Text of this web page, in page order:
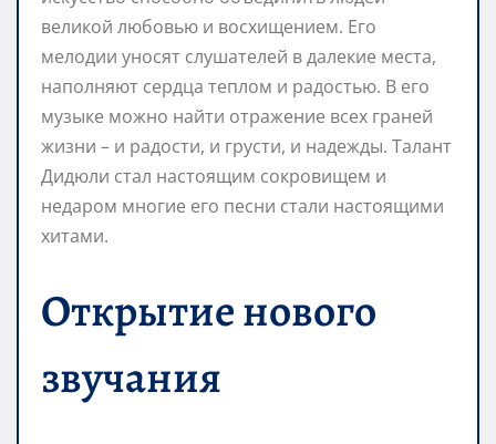
великой любовью и восхищением. Его
мелодии уносят слушателей в далекие места,
наполняют сердца теплом и радостью. В его
музыке можно найти отражение всех граней
жизни – и радости, и грусти, и надежды. Талант
Дидюли стал настоящим сокровищем и
недаром многие его песни стали настоящими
хитами.
Открытие нового
звучания